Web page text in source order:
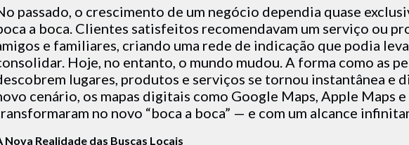
passado, o crescimento de um negócio dependia quase
a boca. Clientes satisfeitos recomendavam um serviço ou
e familiares, criando uma rede de indicação que podia
Hoje, no entanto, o mundo mudou. A forma como as
lugares, produtos e serviços se tornou instantânea e
cenário, os mapas digitais como Google Maps, Apple Maps e
no novo “boca a boca” — e com um alcance
Nova Realidade das Buscas Locais